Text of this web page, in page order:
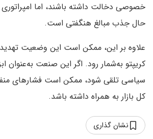
خصوصی دخالت داشته باشند، اما
حال جذب مبالغ هنگفتی است.
علاوه بر این، ممکن است این وضعیت
کریپتو به‌شمار رود. اگر این صنعت به‌عنوان
سیاسی تلقی شود، ممکن است فشارهای
کل بازار به همراه داشته باشد.
نشان گذاری